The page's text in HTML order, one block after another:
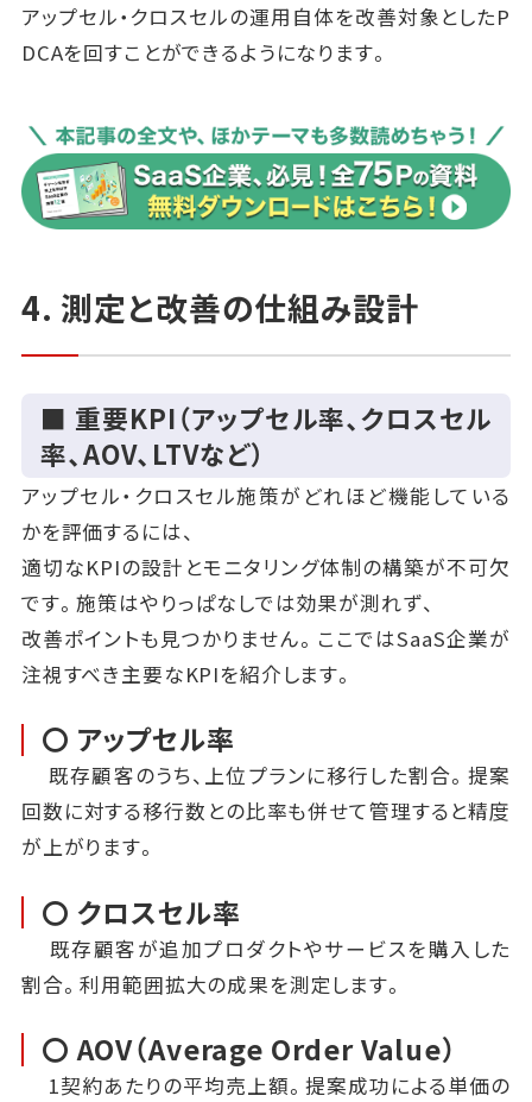
アップセル・クロスセルの運用自体を改善対象としたP
DCAを回すことができるようになります。
4. 測定と改善の仕組み設計
■ 重要KPI（アップセル率、クロスセル
率、AOV、LTVなど）
アップセル・クロスセル施策がどれほど機能している
かを評価するには、
適切なKPIの設計とモニタリング体制の構築が不可欠
です。施策はやりっぱなしでは効果が測れず、
改善ポイントも見つかりません。ここではSaaS企業が
注視すべき主要なKPIを紹介します。
〇 アップセル率
既存顧客のうち、上位プランに移行した割合。提案
回数に対する移行数との比率も併せて管理すると精度
が上がります。
〇 クロスセル率
既存顧客が追加プロダクトやサービスを購入した
割合。利用範囲拡大の成果を測定します。
〇 AOV（Average Order Value）
1契約あたりの平均売上額。提案成功による単価の